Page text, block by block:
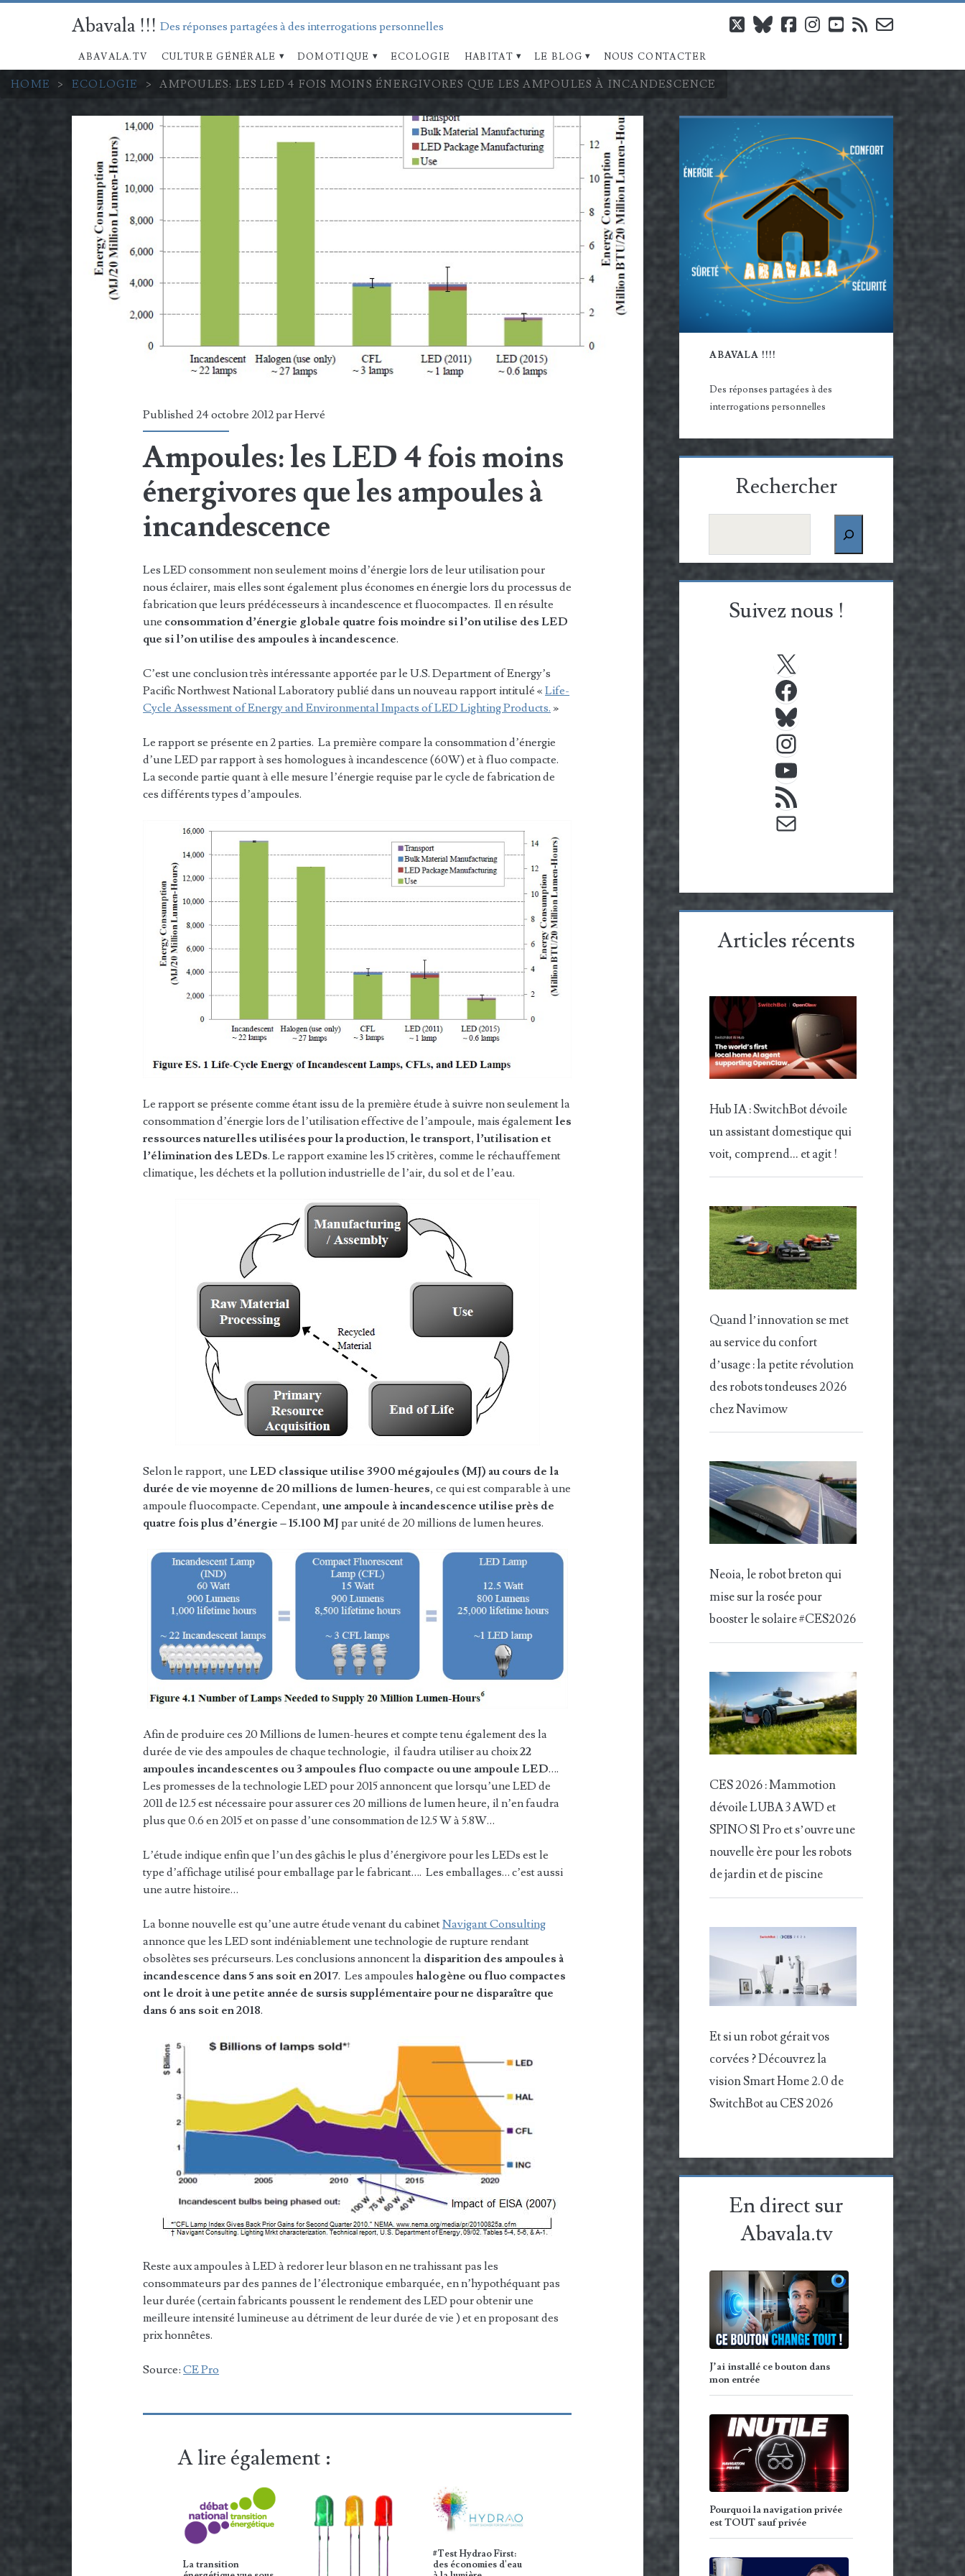
Abavala !!! Des réponses partagées à des interrogations personnelles
ABAVALA.TV CULTURE GÉNÉRALE DOMOTIQUE ECOLOGIE HABITAT LE BLOG NOUS CONTACTER
twitterblueskyfacebook
instagram
youtube
rss email-
HOME > ECOLOGIE > AMPOULES: LES LED 4 FOIS MOINS ÉNERGIVORES QUE LES AMPOULES À INCANDESCENCE
Published 24 octobre 2012 parHervé
Ampoules: les LED 4 fois moins
énergivores que les ampoules à
incandescence
Les LED consomment non seulement moins d’énergie lors de leur utilisation pour
nous éclairer, mais elles sont également plus économes en énergie lors du processus de
fabrication que leurs prédécesseurs à incandescence et fluocompactes. Il en résulte
une consommation d’énergie globale quatre fois moindre si l’on utilise des LED
que si l’on utilise des ampoules à incandescence.
C’est une conclusion très intéressante apportée par le U.S. Department of Energy’s
Pacific Northwest National Laboratory publié dans un nouveau rapport intitulé «Life-
Cycle Assessment of Energy and Environmental Impacts of LED Lighting Products. »
Le rapport se présente en 2 parties. La première compare la consommation d’énergie
d’une LED par rapport à ses homologues à incandescence (60W) et à fluo compacte.
La seconde partie quant à elle mesure l’énergie requise par le cycle de fabrication de
ces différents types d’ampoules.
Le rapport se présente comme étant issu de la première étude à suivre non seulement la
consommation d’énergie lors de l’utilisation effective de l’ampoule, mais également les
ressources naturelles utilisées pour la production, le transport, l’utilisation et
l’élimination des LEDs. Le rapport examine les 15 critères, comme le réchauffement
climatique, les déchets et la pollution industrielle de l’air, du sol et de l’eau.
Selon le rapport, uneLED classique utilise 3900 mégajoules (MJ) au cours de la
durée de vie moyenne de 20 millions de lumen-heures, ce qui est comparable à une
ampoule fluocompacte. Cependant,une ampoule à incandescence utilise près de
quatre fois plus d’énergie – 15.100 MJpar unité de 20 millions de lumen heures.
Afin de produire ces 20 Millions de lumen-heures et compte tenu également des la
durée de vie des ampoules de chaque technologie, il faudra utiliser au choix22
ampoules incandescentes ou 3 ampoules fluo compacte ou une ampoule LED….
Les promesses de la technologie LED pour 2015 annoncent que lorsqu’une LED de
2011 de 12.5 est nécessaire pour assurer ces 20 millions de lumen heure, il n’en faudra
plus que 0.6 en 2015 et on passe d’une consommation de 12.5 W à 5.8W…
L’étude indique enfin que l’un des gâchis le plus d’énergivore pour les LEDs est le
type d’affichage utilisé pour emballage par le fabricant…. Les emballages… c’est aussi
une autre histoire…
La bonne nouvelle est qu’une autre étude venant du cabinetNavigant Consulting
annonce que les LED sont indéniablement une technologie de rupture rendant
obsolètes ses précurseurs. Les conclusions annoncent la disparition des ampoules à
incandescence dans 5 ans soit en 2017. Les ampoules halogène ou fluo compactes
ont le droit à une petite année de sursis supplémentaire pour ne disparaître que
dans 6 ans soit en 2018.
Reste aux ampoules à LED à redorer leur blason en ne trahissant pas les
consommateurs par des pannes de l’électronique embarquée, en n’hypothéquant pas
leur durée (certain fabricants poussent le rendement des LED pour obtenir une
meilleure intensité lumineuse au détriment de leur durée de vie ) et en proposant des
prix honnêtes.
Source:CE Pro
A lire également :
La transition
#Test Hydrao First:
des économies d'eau
Barre
latérale
principale
ABAVALA !!!!
Des réponses partagées à des
interrogations personnelles
Rechercher
Suivez nous !
Facebook
YouTube
Articles récents
Hub IA : SwitchBot dévoile
un assistant domestique qui
voit, comprend… et agit !
Quand l’innovation se met
au service du confort
d’usage : la petite révolution
des robots tondeuses 2026
chez Navimow
Neoia, le robot breton qui
mise sur la rosée pour
booster le solaire #CES2026
CES 2026 : Mammotion
dévoile LUBA 3 AWD et
SPINO S1 Pro et s’ouvre une
nouvelle ère pour les robots
de jardin et de piscine
Et si un robot gérait vos
corvées ? Découvrez la
vision Smart Home 2.0 de
SwitchBot au CES 2026
En direct sur
Abavala.tv
J’ai installé ce bouton dans
mon entrée
Pourquoi la navigation privée
est TOUT sauf privée